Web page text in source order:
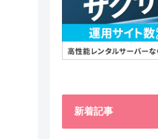
新着記事